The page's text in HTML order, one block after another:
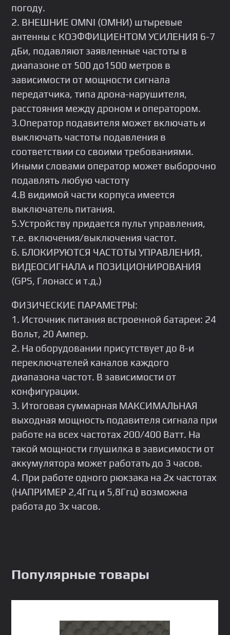
погоду.
2. ВНЕШНИЕ ОМNI (ОМНИ) штыревые
антенны с КОЭФФИЦИЕНТОМ УСИЛЕНИЯ 6-7
дБи, подавляют заявленные частоты в
диапазоне от 500 до1500 метров в
зависимости от мощности сигнала
передатчика, типа дрона-нарушителя,
расстояния между дроном и оператором.
3.Оператор подавителя может включать и
выключать частоты подавления в
соответствии со своими требованиями.
Иными словами оператор может выборочно
подавлять любую частоту
4.В видимой части корпуса имеется
выключатель питания.
5.Устройству придается пульт управления,
т.е. включения/выключения частот.
6. БЛОКИРУЮТСЯ ЧАСТОТЫ УПРАВЛЕНИЯ,
ВИДЕОСИГНАЛА и ПОЗИЦИОНИРОВАНИЯ
(GРS, Глонасс и т.д.)
ФИЗИЧЕСКИЕ ПАРАМЕТРЫ:
1. Источник питания встроенной батареи: 24
Вольт, 20 Ампер.
2. На оборудовании присутствует до 8-и
переключателей каналов каждого
диапазона частот. В зависимости от
конфигурации.
3. Итоговая суммарная МАКСИМАЛЬНАЯ
выходная мощность подавителя сигнала при
работе на всех частотах 200/400 Ватт. На
такой мощности глушилка в зависимости от
аккумулятора может работать до 3 часов.
4. При работе одного рюкзака на 2х частотах
(НАПРИМЕР 2,4Ггц и 5,8Ггц) возможна
работа до 3х часов.
Популярные товары